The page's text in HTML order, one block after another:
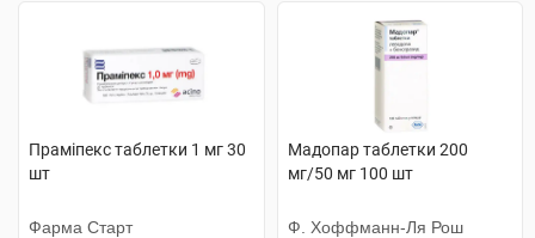
Праміпекс таблетки 1 мг 30
шт
Фарма Старт
Мадопар таблетки 200
мг/50 мг 100 шт
Ф. Хоффманн-Ля Рош